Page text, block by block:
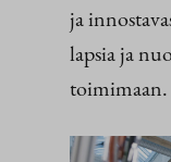
ja
lapsia ja
toimimaan.